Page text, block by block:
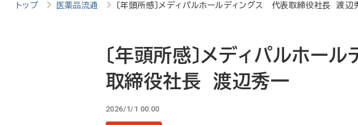
索トップ 医薬品流通 〔年頭所感〕メディパルホールディングス 代表取締役社長 渡辺
〔年頭所感〕メディパルホー
取締役社長 渡辺秀一
2026/1/1 00:00